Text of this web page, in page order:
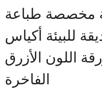
مخصصة طباعة
للبيئة أكياس
اللون الأزرق
الفاخرة